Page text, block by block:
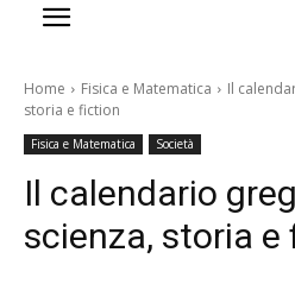
Home Fisica e Matematica
Il
storia e fiction
Fisica e Matematica Società
Il calendario
scienza, storia e